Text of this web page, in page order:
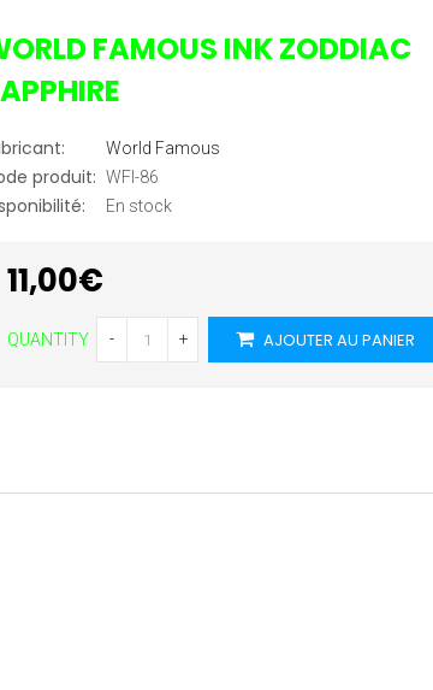
FAMOUS INK ZODDIAC
World Famous
produit: WFI-86
En stock
11,00€
QUANTITY - + AJOUTER AU PANIER